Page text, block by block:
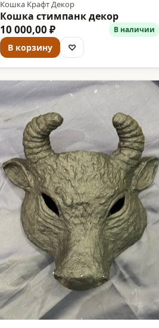
Кошка Крафт Декор
Кошка стимпанк декор
10 000,00 ₽ В наличии
В корзину ♡